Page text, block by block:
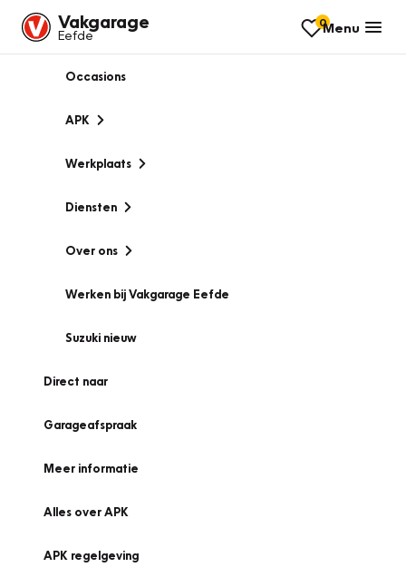
Vakgarage
Eefde
0Menu
Occasions
APK
Werkplaats
Diensten
Over ons
Werken bij Vakgarage Eefde
Suzuki nieuw
Direct naar
Garageafspraak
Meer informatie
Alles over APK
APK regelgeving